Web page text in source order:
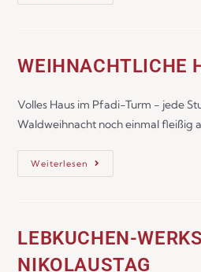
WEIHNACHTLICHE
Volles Haus im Pfadi-Turm - jede
Waldweihnacht noch einmal fleißig
Weiterlesen
LEBKUCHEN-
NIKOLAUSTAG